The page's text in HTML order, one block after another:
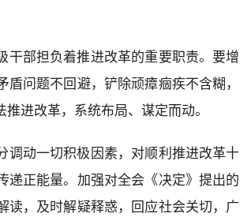
干部担负着推进改革的重要职责。要
盾问题不回避，铲除顽瘴痼疾不含糊
进改革，系统布局、谋定而动。
调动一切积极因素，对顺利推进改革
正能量。加强对全会《决定》提出
读，及时解疑释惑，回应社会关切，